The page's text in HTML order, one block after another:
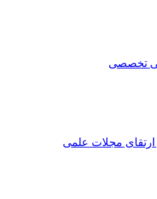
تخصصی
مجلات علمی